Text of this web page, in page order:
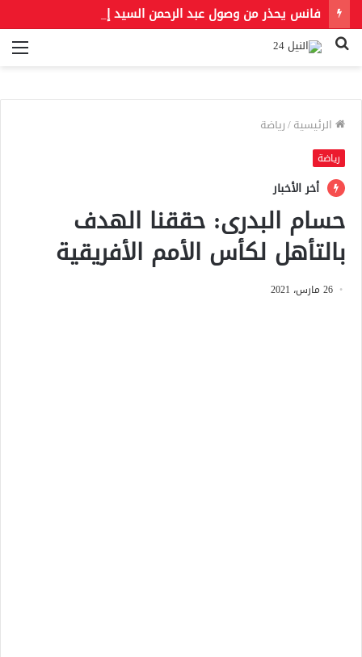
بحث
الرئيسية/رياضة
رياضة
أخر الأخبار
حسام البدرى: حققنا الهدف
بالتأهل لكأس الأمم الأفريقية
26 مارس، 2021